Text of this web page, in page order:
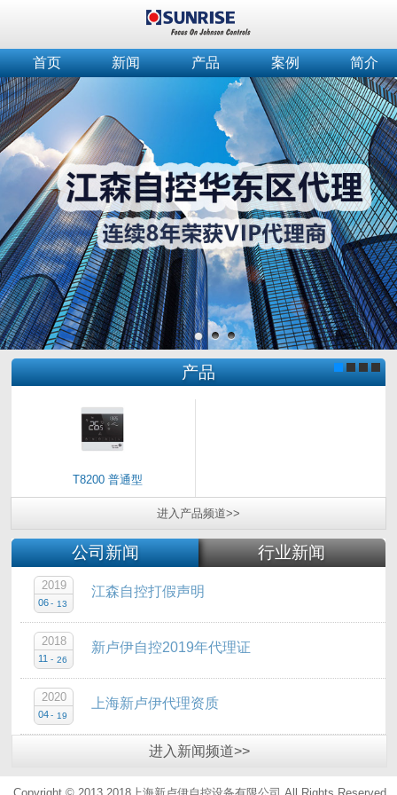
首页 新闻 产品 案例 简介
产品
T8200 普通型
进入 产品频道>>
公司新闻 行业新闻
江森自控打假声明
2019
06 - 13
新卢伊自控2019年代理证
2018
11 - 26
上海新卢伊代理资质
2020
04 - 19
进入 新闻频道>>